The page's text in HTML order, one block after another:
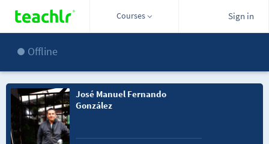
Courses Sign in
Offline
José Manuel Fernando
González